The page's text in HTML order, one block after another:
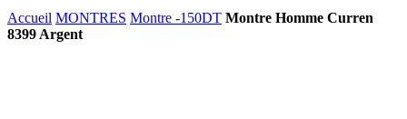
Accueil MONTRES Montre -150DT Montre Homme Curren
8399 Argent